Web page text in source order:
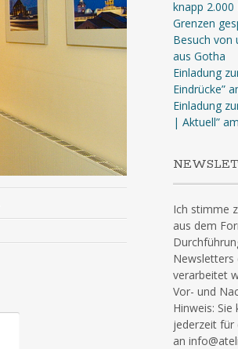
knapp
Grenzen
Besuch von
aus Gotha
Einladung
Eindrücke”
Einladung
| Aktuell”
Ich stimme
aus dem
Newsletters
verarbeitet
Vor- und
Hinweis:
jederzeit für
an